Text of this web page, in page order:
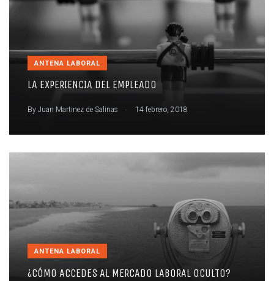
ANTENA LABORAL
LA EXPERIENCIA DEL EMPLEADO
By Juan Martinez de Salinas 14 febrero, 2018
ANTENA LABORAL
¿CÓMO ACCEDES AL MERCADO LABORAL OCULTO?